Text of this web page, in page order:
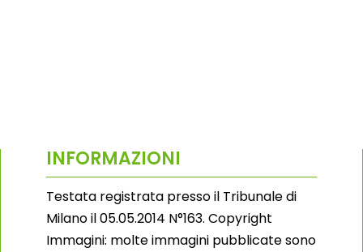
INFORMAZIONI
Testata registrata presso il Tribunale di
Milano il 05.05.2014 N°163. Copyright
Immagini: molte immagini pubblicate sono